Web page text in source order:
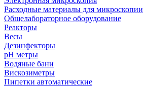
Расходные материалы для микроскопии
Общелабораторное оборудование
Реакторы
Весы
Дезинфекторы
рН метры
Водяные бани
Вискозиметры
Пипетки автоматические